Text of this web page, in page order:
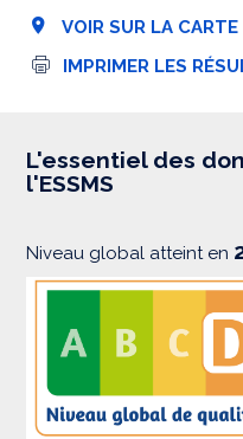
VOIR SUR LA CARTE
I
s
i
IMPRIMER LES
L'essentiel des
l'ESSMS
Niveau global atteint en